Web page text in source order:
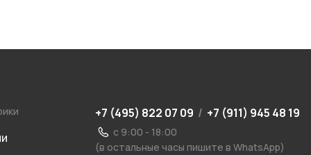
+7 (495) 822 07 09 / +7 (911) 945 48 19
с 9:00 - 18:00
(в остальные часы пишите в WhatsApp)